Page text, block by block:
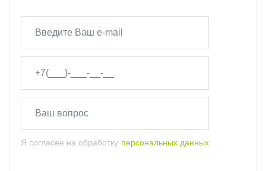
Я согласен на обработку персональных данных